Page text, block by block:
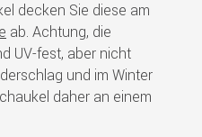
decken Sie diese am
ab. Achtung, die
UV-fest, aber nicht
und im Winter
daher an einem